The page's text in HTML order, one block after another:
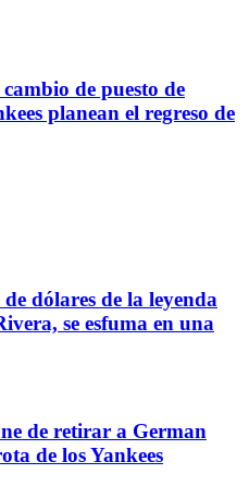
de puesto de
planean el regreso de
dólares de la leyenda
se esfuma en una
de retirar a German
de los Yankees